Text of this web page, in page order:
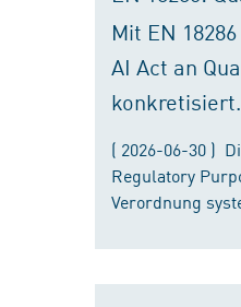
Mit EN
AI Act an
konkretisiert.
( 2026-06-30 )
Regulatory
Verordnung